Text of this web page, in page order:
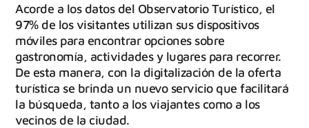
Acorde a los datos del Observatorio Turístico, el
97% de los visitantes utilizan sus dispositivos
móviles para encontrar opciones sobre
gastronomía, actividades y lugares para recorrer.
De esta manera, con la digitalización de la oferta
turística se brinda un nuevo servicio que facilitará
la búsqueda, tanto a los viajantes como a los
vecinos de la ciudad.